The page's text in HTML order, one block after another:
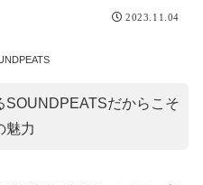
2023.11.04
SOUNDPEATSだからこそ
魅力